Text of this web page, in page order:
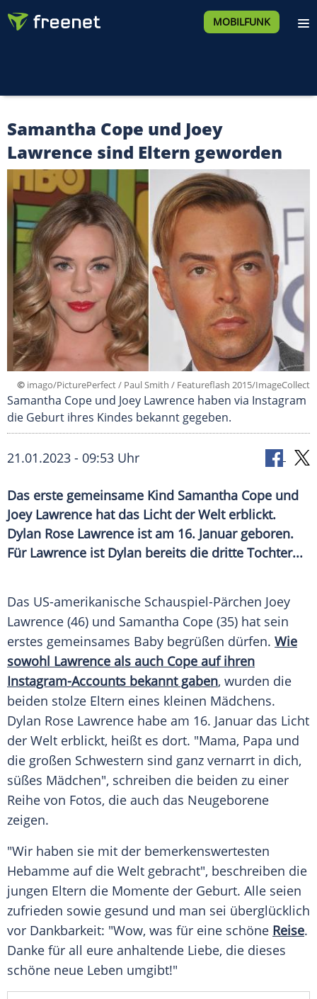
MOBILFUNK
Samantha Cope und Joey
Lawrence sind Eltern geworden
© imago/PicturePerfect / Paul Smith / Featureflash 2015/ImageCollect
Samantha Cope und Joey Lawrence haben via Instagram
die Geburt ihres Kindes bekannt gegeben.
21.01.2023 - 09:53 Uhr
Das erste gemeinsame Kind Samantha Cope und
Joey Lawrence hat das Licht der Welt erblickt.
Dylan Rose Lawrence ist am 16. Januar geboren.
Für Lawrence ist Dylan bereits die dritte Tochter...
Das US-amerikanische Schauspiel-Pärchen Joey
Lawrence (46) und Samantha Cope (35) hat sein
erstes gemeinsames Baby begrüßen dürfen. Wie
sowohl Lawrence als auch Cope auf ihren
Instagram-Accounts bekanntgaben, wurden die
beiden stolze Eltern eines kleinen Mädchens.
Dylan Rose Lawrence habe am 16. Januar das Licht
der Welt erblickt, heißt es dort. "Mama, Papa und
die großen Schwestern sind ganz vernarrt in dich,
süßes Mädchen", schreiben die beiden zu einer
Reihe von Fotos, die auch das Neugeborene
zeigen.
"Wir haben sie mit der bemerkenswertesten
Hebamme auf die Welt gebracht", beschreiben die
jungen Eltern die Momente der Geburt. Alle seien
zufrieden sowie gesund und man sei überglücklich
vor Dankbarkeit: "Wow, was für eine schöne Reise.
Danke für all eure anhaltende Liebe, die dieses
schöne neue Leben umgibt!"